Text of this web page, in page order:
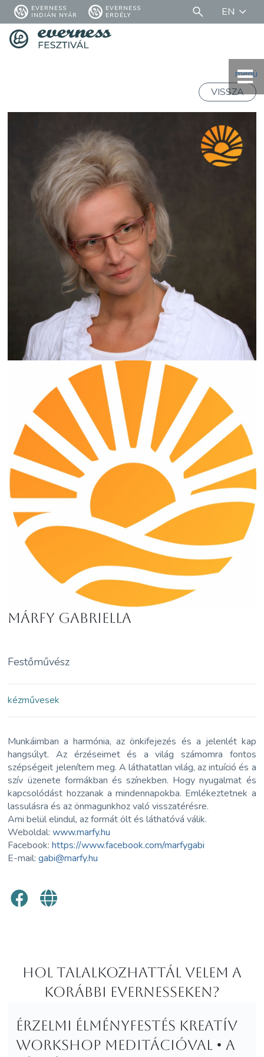
EVERNESS
INDIÁN NYÁR
EVERNESS
ERDÉLY
EN
menü
VISSZA
Márfy Gabriella
Festőművész
kézművesek
Munkáimban a harmónia, az önkifejezés és a jelenlét kap
hangsúlyt. Az érzéseimet és a világ számomra fontos
szépségeit jelenítem meg. A láthatatlan világ, az intuíció és a
szív üzenete formákban és színekben. Hogy nyugalmat és
kapcsolódást hozzanak a mindennapokba. Emlékeztetnek a
lassulásra és az önmagunkhoz való visszatérésre.
Ami belül elindul, az formát ölt és láthatóvá válik.
Weboldal:www.marfy.hu
Facebook:https://www.facebook.com/marfygabi
E-mail:gabi@marfy.hu
Hol Talalkozhattál velem a
korábbi Evernesseken?
Érzelmi élményfestés kreatív
workshop meditációval • A